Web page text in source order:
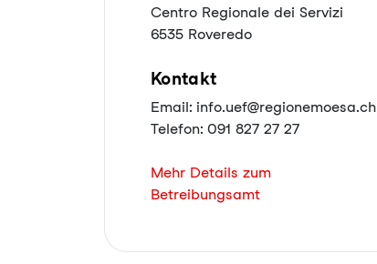
Centro Regionale dei Servizi
6535 Roveredo
Kontakt
Email: info.uef@regionemoesa.ch
Telefon: 091 827 27 27
Mehr Details zum
Betreibungsamt